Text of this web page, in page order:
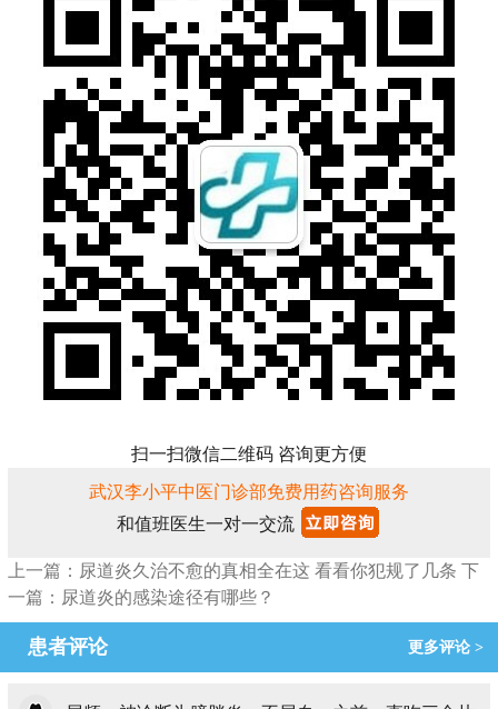
扫一扫微信二维码 咨询更方便
武汉李小平中医门诊部免费用药咨询服务
和值班医生一对一交流
上一篇：尿道炎久治不愈的真相全在这 看看你犯规了几条 下
一篇：尿道炎的感染途径有哪些？
患者评论 更多评论 >